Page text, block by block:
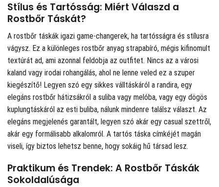
Stílus és Tartósság: Miért Válaszd a
Rostbőr Táskát?
A rostbőr táskák igazi game-changerek, ha tartósságra és stílusra
vágysz. Ez a különleges rostbőr anyag strapabíró, mégis kifinomult
textúrát ad, ami azonnal feldobja az outfitet. Nincs az a városi
kaland vagy irodai rohangálás, ahol ne lenne veled ez a szuper
kiegészítő! Legyen szó egy sikkes válltáskáról a randira, egy
elegáns rostbőr hátizsákról a suliba vagy melóba, vagy egy dögös
kuplungtáskáról az esti buliba, nálunk mindenre találsz választ. Az
elegáns megjelenés garantált, legyen szó akár egy casual szettről,
akár egy formálisabb alkalomról. A tartós táska címkéjét magán
viseli, így biztos lehetsz benne, hogy sokáig hű társad lesz.
Praktikum és Trendek: A Rostbőr Táskák
Sokoldalúsága